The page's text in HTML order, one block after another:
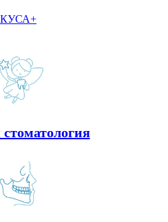
стоматология